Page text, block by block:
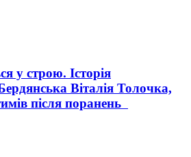
у строю. Історія
Віталія Толочка,
після поранень